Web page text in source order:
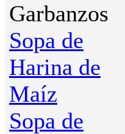
Garbanzos
Sopa de
Harina de
Maíz
Sopa de